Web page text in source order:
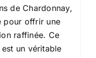
de Chardonnay,
pour offrir une
raffinée. Ce
un véritable